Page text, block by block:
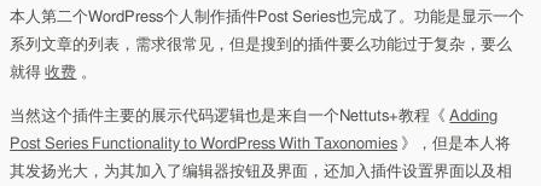
本人第二个WordPress个人制作插件Post Series也完成了。功能是显示一个
系列文章的列表，需求很常见，但是搜到的插件要么功能过于复杂，要么
就得 收费 。
当然这个插件主要的展示代码逻辑也是来自一个Nettuts+教程《 Adding
Post Series Functionality to WordPress With Taxonomies 》，但是本人将
其发扬光大，为其加入了编辑器按钮及界面，还加入插件设置界面以及相